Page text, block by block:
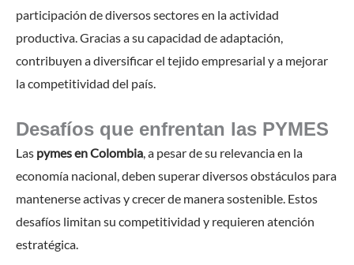
participación de diversos sectores en la actividad
productiva. Gracias a su capacidad de adaptación,
contribuyen a diversificar el tejido empresarial y a mejorar
la competitividad del país.
Desafíos que enfrentan las PYMES
Las pymes en Colombia, a pesar de su relevancia en la
economía nacional, deben superar diversos obstáculos para
mantenerse activas y crecer de manera sostenible. Estos
desafíos limitan su competitividad y requieren atención
estratégica.